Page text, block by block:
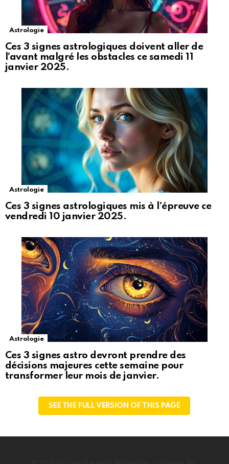
Astrologie
Ces 3 signes astrologiques doivent aller de
l’avant malgré les obstacles ce samedi 11
janvier 2025.
Astrologie
Ces 3 signes astrologiques mis à l’épreuve ce
vendredi 10 janvier 2025.
Astrologie
Ces 3 signes astro devront prendre des
décisions majeures cette semaine pour
transformer leur mois de janvier.
SEE THE FULL VERSION OF THIS PAGE